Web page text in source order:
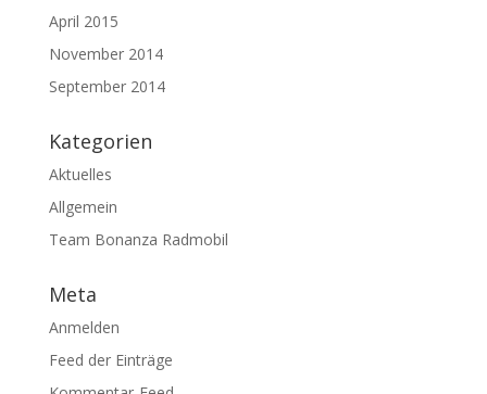
April 2015
November 2014
September 2014
Kategorien
Aktuelles
Allgemein
Team Bonanza Radmobil
Meta
Anmelden
Feed der Einträge